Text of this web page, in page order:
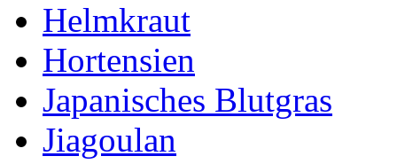
Helmkraut
Hortensien
Japanisches Blutgras
Jiagoulan